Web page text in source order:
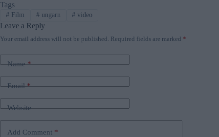
Tags
#Film #ungarn # video
Leave a Reply
Your email address will not be published. Required fields are marked *
Name*
Email*
Website
Add Comment *